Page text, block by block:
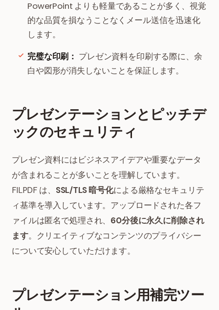
PowerPoint よりも軽量であることが多く、視覚
的な品質を損なうことなくメール送信を迅速化
します。
完璧な印刷： プレゼン資料を印刷する際に、余
白や図形が消失しないことを保証します。
プレゼンテーションとピッチデ
ックのセキュリティ
プレゼン資料にはビジネスアイデアや重要なデータ
が含まれることが多いことを理解しています。
FILPDF は、 SSL/TLS 暗号化による厳格なセキュリテ
ィ基準を導入しています。アップロードされた各フ
ァイルは匿名で処理され、 60分後に永久に削除され
ます。クリエイティブなコンテンツのプライバシー
について安心していただけます。
プレゼンテーション用補完ツー